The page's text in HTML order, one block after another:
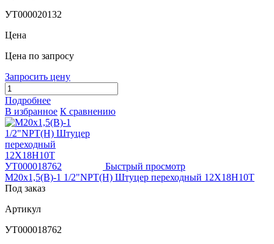
УТ000020132
Цена
Цена по запросу
Запросить цену
Подробнее
В избранное К сравнению
Быстрый просмотр
М20х1,5(В)-1 1/2"NPT(Н) Штуцер переходный 12Х18Н10Т
Под заказ
Артикул
УТ000018762